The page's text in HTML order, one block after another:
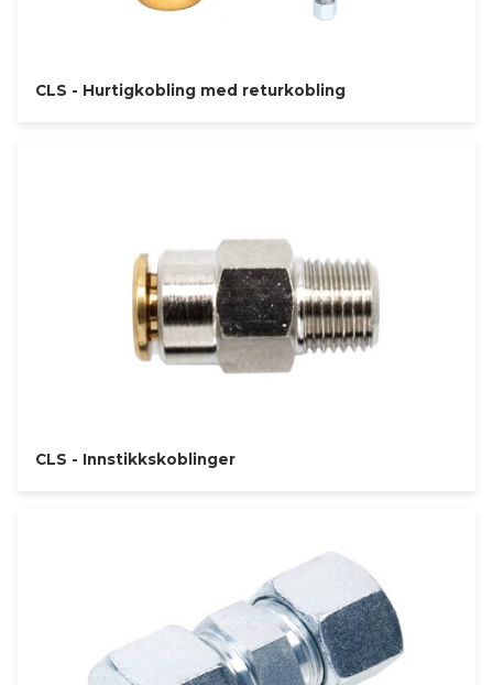
CLS - Hurtigkobling med returkobling
CLS - Innstikkskoblinger